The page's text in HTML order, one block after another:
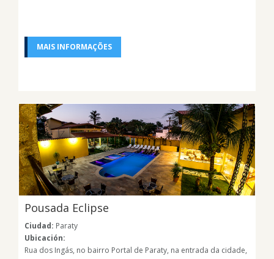
MAIS INFORMAÇÕES
Pousada Eclipse
Ciudad: Paraty
Ubicación:
Rua dos Ingás, no bairro Portal de Paraty, na entrada da cidade,